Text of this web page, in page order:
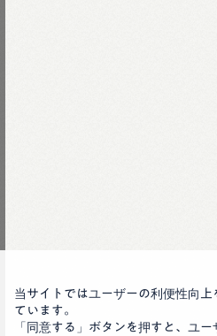
45R
当サイトではユーザーの利便性向上
ています。
「同意する」ボタンを押すと、ユ